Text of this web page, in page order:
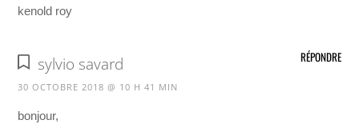
kenold roy
sylvio savard
30 OCTOBRE 2018 @ 10 H 41 MIN
bonjour,
RÉPONDRE